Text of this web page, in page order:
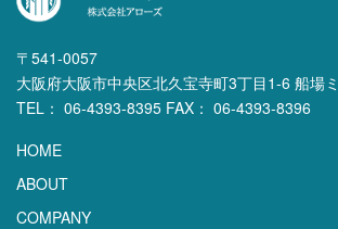
〒541-0057
大阪府大阪市中央区北久宝寺町3丁目1-6 船場
TEL： 06-4393-8395 FAX： 06-4393-8396
HOME
ABOUT
COMPANY